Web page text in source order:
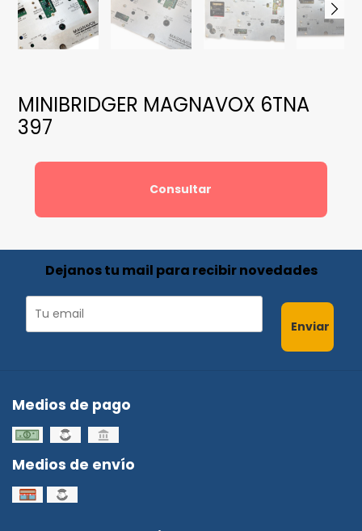
MINIBRIDGER MAGNAVOX 6TNA
397
Consultar
Dejanos tu mail para recibir novedades
Enviar
Medios de pago
Medios de envío